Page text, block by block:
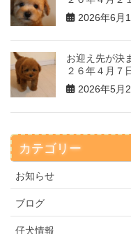
2026年6月
お迎え先が
２６年４月
2026年5月
カテゴリー
お知らせ
ブログ
仔犬情報